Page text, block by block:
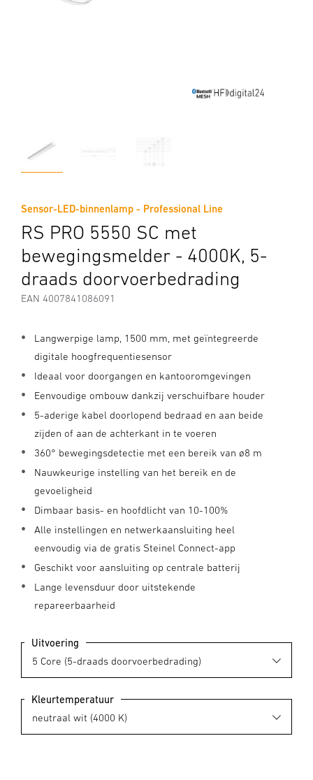
Sensor-LED-binnenlamp - Professional Line
RS PRO 5550 SC met
bewegingsmelder - 4000K, 5-
draads doorvoerbedrading
EAN 4007841086091
Langwerpige lamp, 1500 mm, met geïntegreerde
digitale hoogfrequentiesensor
Ideaal voor doorgangen en kantooromgevingen
Eenvoudige ombouw dankzij verschuifbare houder
5-aderige kabel doorlopend bedraad en aan beide
zijden of aan de achterkant in te voeren
360° bewegingsdetectie met een bereik van ø8 m
Nauwkeurige instelling van het bereik en de
gevoeligheid
Dimbaar basis- en hoofdlicht van 10-100%
Alle instellingen en netwerkaansluiting heel
eenvoudig via de gratis Steinel Connect-app
Geschikt voor aansluiting op centrale batterij
Lange levensduur door uitstekende
repareerbaarheid
Uitvoering
Kleurtemperatuur